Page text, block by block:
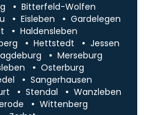
Bitterfeld-Wolfen
Eisleben
Gardelegen
Haldensleben
Hettstedt
Jessen
Merseburg
Osterburg
Sangerhausen
Stendal
Wanzleben
Wittenberg